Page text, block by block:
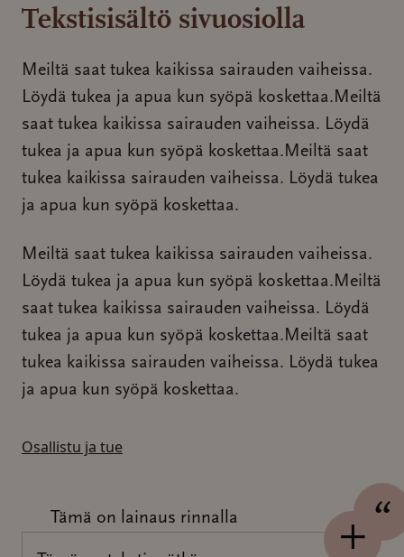
Tekstisisältö sivuosiolla
Meiltä saat tukea kaikissa sairauden vaiheissa.
Löydä tukea ja apua kun syöpä koskettaa.Meiltä
saat tukea kaikissa sairauden vaiheissa. Löydä
tukea ja apua kun syöpä koskettaa.Meiltä saat
tukea kaikissa sairauden vaiheissa. Löydä tukea
ja apua kun syöpä koskettaa.
Meiltä saat tukea kaikissa sairauden vaiheissa.
Löydä tukea ja apua kun syöpä koskettaa.Meiltä
saat tukea kaikissa sairauden vaiheissa. Löydä
tukea ja apua kun syöpä koskettaa.Meiltä saat
tukea kaikissa sairauden vaiheissa. Löydä tukea
ja apua kun syöpä koskettaa.
Osallistu ja tue
Tämä on lainaus rinnalla